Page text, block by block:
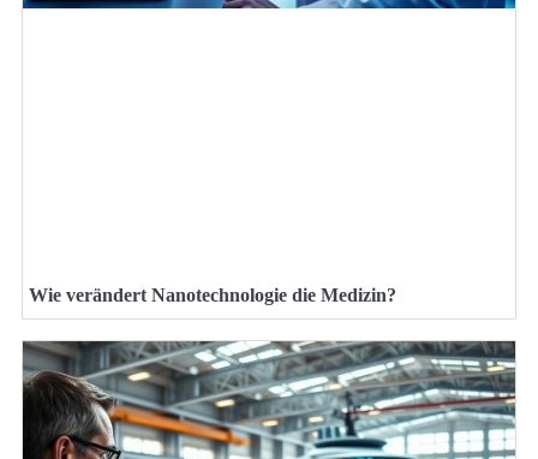
Wie verändert Nanotechnologie die Medizin?